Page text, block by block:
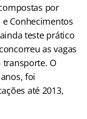
por
Conhecimentos
teste prático
as vagas
transporte. O
foi
até 2013,